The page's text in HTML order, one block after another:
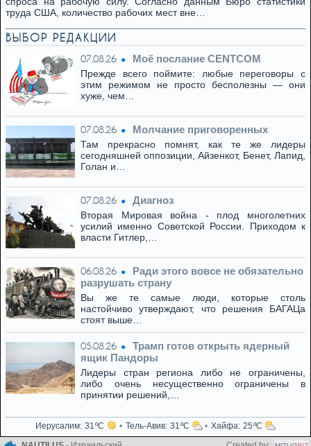
труда США, количество рабочих мест вне…
ВЫБОР РЕДАКЦИИ
07.08.26 Моё послание CENTCOM
Прежде всего поймите: любые переговоры с
этим режимом не просто бесполезны — они
хуже, чем…
07.08.26 Молчание приговоренных
Там прекрасно помнят, как те же лидеры
сегодняшней оппозиции, Айзенкот, Бенет, Лапид,
Голан и…
07.08.26 Диагноз
Вторая Мировая война - плод многолетних
усилий именно Советской России. Приходом к
власти Гитлер,…
06.08.26
Ради этого вовсе не обязательно
разрушать страну
Вы же те самые люди, которые столь
настойчиво утверждают, что решения БАГАЦа
стоят выше…
05.08.26
Трамп готов открыть ядерный
ящик Пандоры
Лидеры стран региона либо не ограничены,
либо очень несущественно ограничены в
принятии решений,…
Иерусалим 31 Тель-Авив 31 Хайфа 25